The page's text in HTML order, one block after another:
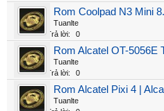
Rom Coolpad N3 Mini
Tuanlte
Trả lời:
0
Rom Alcatel OT-5056E
Tuanlte
Trả lời:
0
Rom Alcatel Pixi 4 |
Tuanlte